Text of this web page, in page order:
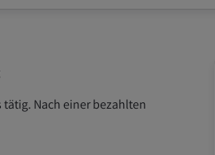
Nach einer bezahlten